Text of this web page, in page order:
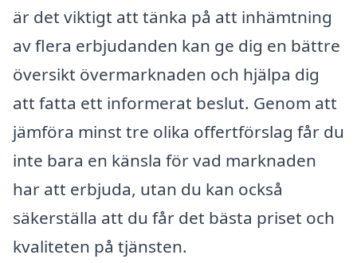
är det viktigt att tänka på att inhämtning
av flera erbjudanden kan ge dig en bättre
översikt övermarknaden och hjälpa dig
att fatta ett informerat beslut. Genom att
jämföra minst tre olika offertförslag får du
inte bara en känsla för vad marknaden
har att erbjuda, utan du kan också
säkerställa att du får det bästa priset och
kvaliteten på tjänsten.